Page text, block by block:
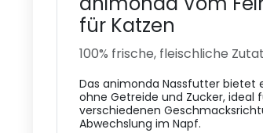
für Katzen
100% frische, fleischliche
Das animonda Nassfutter bietet
ohne Getreide und Zucker, ideal
verschiedenen
Abwechslung im Napf.